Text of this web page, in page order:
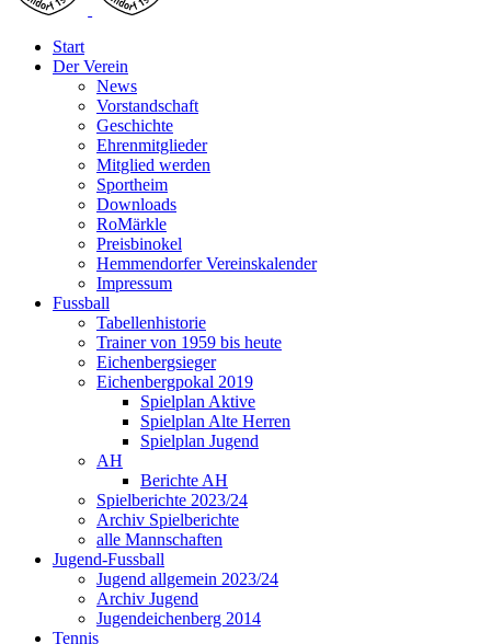
Start
Der Verein
News
Vorstandschaft
Geschichte
Ehrenmitglieder
Mitglied werden
Sportheim
Downloads
RoMärkle
Preisbinokel
Hemmendorfer Vereinskalender
Impressum
Fussball
Tabellenhistorie
Trainer von 1959 bis heute
Eichenbergsieger
Eichenbergpokal 2019
Spielplan Aktive
Spielplan Alte Herren
Spielplan Jugend
AH
Berichte AH
Spielberichte 2023/24
Archiv Spielberichte
alle Mannschaften
Jugend-Fussball
Jugend allgemein 2023/24
Archiv Jugend
Jugendeichenberg 2014
Tennis